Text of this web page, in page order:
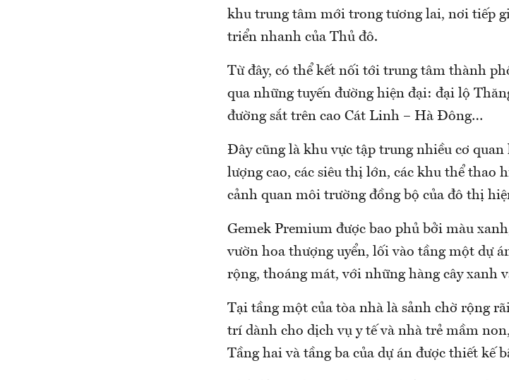
khu trung tâm mới trong tương lai, nơi tiếp
triển nhanh của Thủ đô.
Từ đây, có thể kết nối tới trung tâm thành
qua những tuyến đường hiện đại: đại lộ
đường sắt trên cao Cát Linh – Hà Đông…
Đây cũng là khu vực tập trung nhiều cơ
lượng cao, các siêu thị lớn, các khu thể
cảnh quan môi trường đồng bộ của đô thị
Gemek Premium được bao phủ bởi màu
vườn hoa thượng uyển, lối vào tầng một dự
rộng, thoáng mát, với những hàng cây xanh
Tại tầng một của tòa nhà là sảnh chờ rộng
trí dành cho dịch vụ y tế và nhà trẻ mầm
Tầng hai và tầng ba của dự án được thiết kế